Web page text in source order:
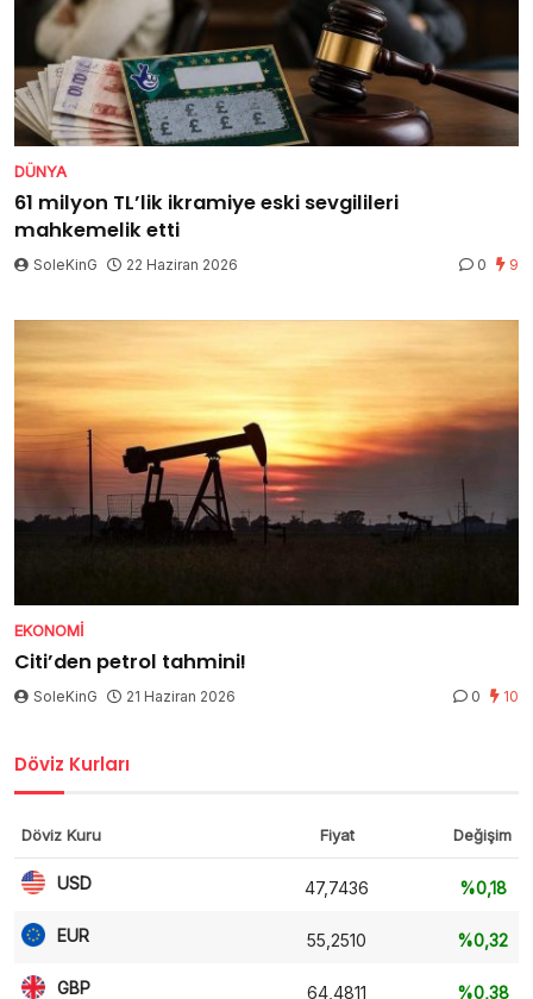
DÜNYA
61 milyon TL’lik ikramiye eski sevgilileri
mahkemelik etti
SoleKinG 22 Haziran 2026 0 9
EKONOMI
Citi’den petrol tahmini!
SoleKinG 21 Haziran 2026 0 10
Döviz Kurları
Döviz Kuru Fiyat Değişim
USD 47,7436 %0,18
EUR 55,2510 %0,32
GBP 64,4811 %0,38